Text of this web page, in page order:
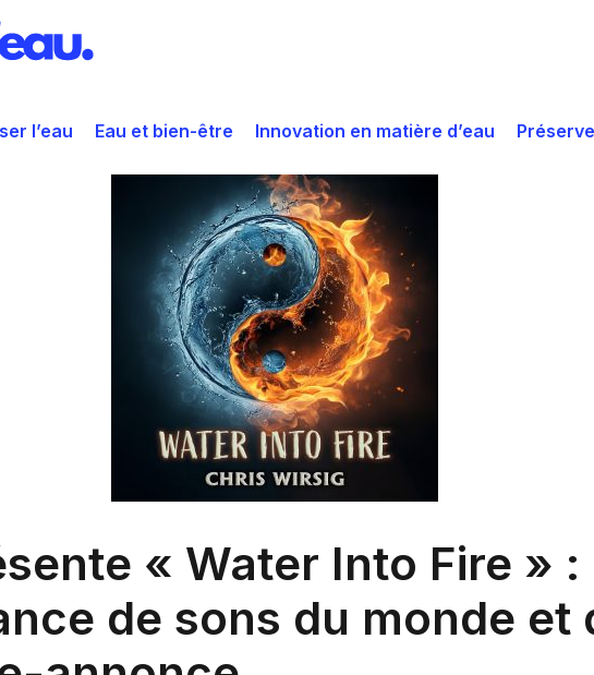
l’eau Eau et bien-être Innovation en matière d’eau
« Water Into Fire » :
de sons du monde et